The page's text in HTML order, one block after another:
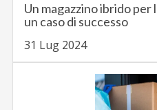
Un magazzino ibrido per
un caso di successo
31 Lug 2024